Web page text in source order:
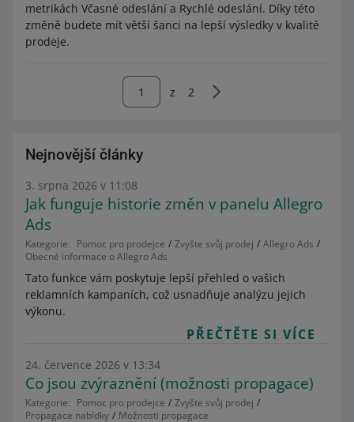
metrikách Včasné odeslání a Rychlé odeslání. Díky této
změně budete mít větší šanci na lepší výsledky v kvalitě
prodeje.
z 2
Nejnovější články
3. srpna 2026 v 11:08
Jak funguje historie změn v panelu Allegro
Ads
Kategorie: Pomoc pro prodejce Zvyšte svůj prodej
Allegro Ads
Obecné informace o Allegro Ads
Tato funkce vám poskytuje lepší přehled o vašich
reklamních kampaních, což usnadňuje analýzu jejich
výkonu.
PŘEČTĚTE SI VÍCE
24. července 2026 v 13:34
Co jsou zvýraznění (možnosti propagace)
Kategorie: Pomoc pro prodejce
Zvyšte svůj prodej
Propagace nabídky
Možnosti propagace